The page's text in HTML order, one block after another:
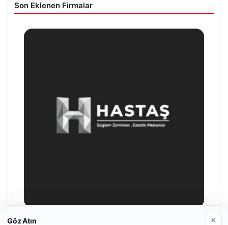
Son Eklenen Firmalar
Göz Atın ×